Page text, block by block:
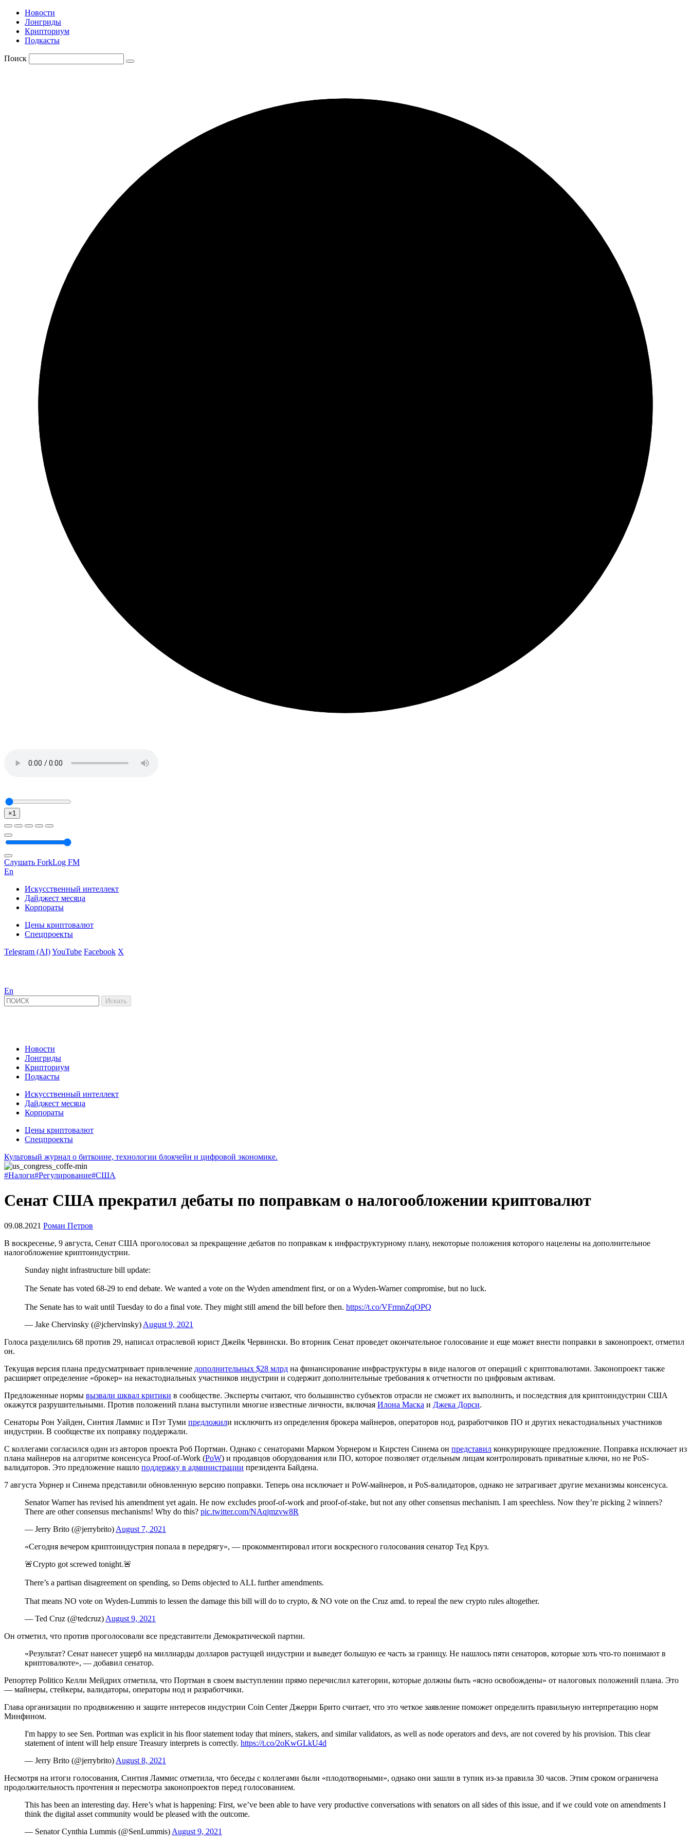
Новости
Лонгриды
Крипториум
Подкасты
Поиск
×1
Слушать ForkLog FM
En
Искусственный интеллект
Дайджест месяца
Корпораты
Цены криптовалют
Спецпроекты
Telegram (AI)YouTube Facebook X
En
Новости
Лонгриды
Крипториум
Подкасты
Искусственный интеллект
Дайджест месяца
Корпораты
Цены криптовалют
Спецпроекты
Культовый журнал о биткоине, технологии блокчейн и цифровой экономике.
#Налоги#Регулирование#США
Сенат США прекратил дебаты по поправкам о налогообложении криптовалют
09.08.2021 Роман Петров
В воскресенье, 9 августа, Сенат США проголосовал за прекращение дебатов по поправкам к инфраструктурному плану, некоторые положения которого нацелены на дополнительное
налогобложение криптоиндустрии.
Sunday night infrastructure bill update:
The Senate has voted 68-29 to end debate. We wanted a vote on the Wyden amendment first, or on a Wyden-Warner compromise, but no luck.
The Senate has to wait until Tuesday to do a final vote. They might still amend the bill before then. https://t.co/VFrmnZqOPQ
— Jake Chervinsky (@jchervinsky) August 9, 2021
Голоса разделились 68 против 29, написал отраслевой юрист Джейк Червински. Во вторник Сенат проведет окончательное голосование и еще может внести поправки в законопроект, отметил
он.
Текущая версия плана предусматривает привлечение дополнительных $28 млрд на финансирование инфраструктуры в виде налогов от операций с криптовалютами. Законопроект также
расширяет определение «брокер» на некастодиальных участников индустрии и содержит дополнительные требования к отчетности по цифровым активам.
Предложенные нормы вызвали шквал критики в сообществе. Эксперты считают, что большинство субъектов отрасли не сможет их выполнить, и последствия для криптоиндустрии США
окажутся разрушительными. Против положений плана выступили многие известные личности, включая Илона Маска и Джека Дорси.
Сенаторы Рон Уайден, Синтия Ламмис и Пэт Туми предложили исключить из определения брокера майнеров, операторов нод, разработчиков ПО и других некастодиальных участников
индустрии. В сообществе их поправку поддержали.
С коллегами согласился один из авторов проекта Роб Портман. Однако с сенаторами Марком Уорнером и Кирстен Синема он представил конкурирующее предложение. Поправка исключает из
плана майнеров на алгоритме консенсуса Proof-of-Work (PoW) и продавцов оборудования или ПО, которое позволяет отдельным лицам контролировать приватные ключи, но не PoS-
валидаторов. Это предложение нашло поддержку в администрации президента Байдена.
7 августа Уорнер и Синема представили обновленную версию поправки. Теперь она исключает и PoW-майнеров, и PoS-валидаторов, однако не затрагивает другие механизмы консенсуса.
Senator Warner has revised his amendment yet again. He now excludes proof-of-work and proof-of-stake, but not any other consensus mechanism. I am speechless. Now they’re picking 2 winners?
There are other consensus mechanisms! Why do this? pic.twitter.com/NAqjmzvw8R
— Jerry Brito (@jerrybrito) August 7, 2021
«Сегодня вечером криптоиндустрия попала в передрягу», — прокомментировал итоги воскресного голосования сенатор Тед Круз.
🚨Crypto got screwed tonight.🚨
There’s a partisan disagreement on spending, so Dems objected to ALL further amendments.
That means NO vote on Wyden-Lummis to lessen the damage this bill will do to crypto, & NO vote on the Cruz amd. to repeal the new crypto rules altogether.
— Ted Cruz (@tedcruz) August 9, 2021
Он отметил, что против проголосовали все представители Демократической партии.
«Результат? Сенат нанесет ущерб на миллиарды долларов растущей индустрии и выведет большую ее часть за границу. Не нашлось пяти сенаторов, которые хоть что-то понимают в
криптовалюте», — добавил сенатор.
Репортер Politico Келли Мейдрих отметила, что Портман в своем выступлении прямо перечислил категории, которые должны быть «ясно освобождены» от налоговых положений плана. Это
— майнеры, стейкеры, валидаторы, операторы нод и разработчики.
Глава организации по продвижению и защите интересов индустрии Coin Center Джерри Брито считает, что это четкое заявление поможет определить правильную интерпретацию норм
Минфином.
I'm happy to see Sen. Portman was explicit in his floor statement today that miners, stakers, and similar validators, as well as node operators and devs, are not covered by his provision. This clear
statement of intent will help ensure Treasury interprets is correctly. https://t.co/2oKwGLkU4d
— Jerry Brito (@jerrybrito) August 8, 2021
Несмотря на итоги голосования, Синтия Ламмис отметила, что беседы с коллегами были «плодотворными», однако они зашли в тупик из-за правила 30 часов. Этим сроком ограничена
продолжительность прочтения и пересмотра законопроектов перед голосованием.
This has been an interesting day. Here’s what is happening: First, we’ve been able to have very productive conversations with senators on all sides of this issue, and if we could vote on amendments I
think the digital asset community would be pleased with the outcome.
— Senator Cynthia Lummis (@SenLummis) August 9, 2021